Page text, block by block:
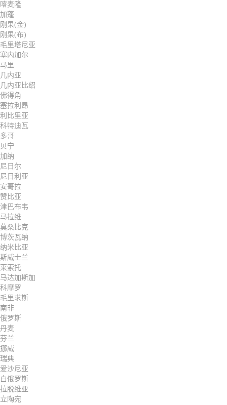
喀麦隆
加蓬
刚果(金)
刚果(布)
毛里塔尼亚
塞内加尔
马里
几内亚
几内亚比绍
佛得角
塞拉利昂
利比里亚
科特迪瓦
多哥
贝宁
加纳
尼日尔
尼日利亚
安哥拉
赞比亚
津巴布韦
马拉维
莫桑比克
博茨瓦纳
纳米比亚
斯威士兰
莱索托
马达加斯加
科摩罗
毛里求斯
南非
俄罗斯
丹麦
芬兰
挪威
瑞典
爱沙尼亚
白俄罗斯
拉脱维亚
立陶宛